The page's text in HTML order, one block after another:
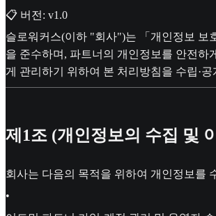
📋 버전: v1.0
슬로워커스(이하 "회사")는 「개인정보 보
을 준수하며, 파트너의 개인정보를 안전하
게 관리하기 위하여 본 처리방침을 수립·공
제1조 (개인정보의 수집 및
회사는 다음의 목적을 위하여 개인정보를
•